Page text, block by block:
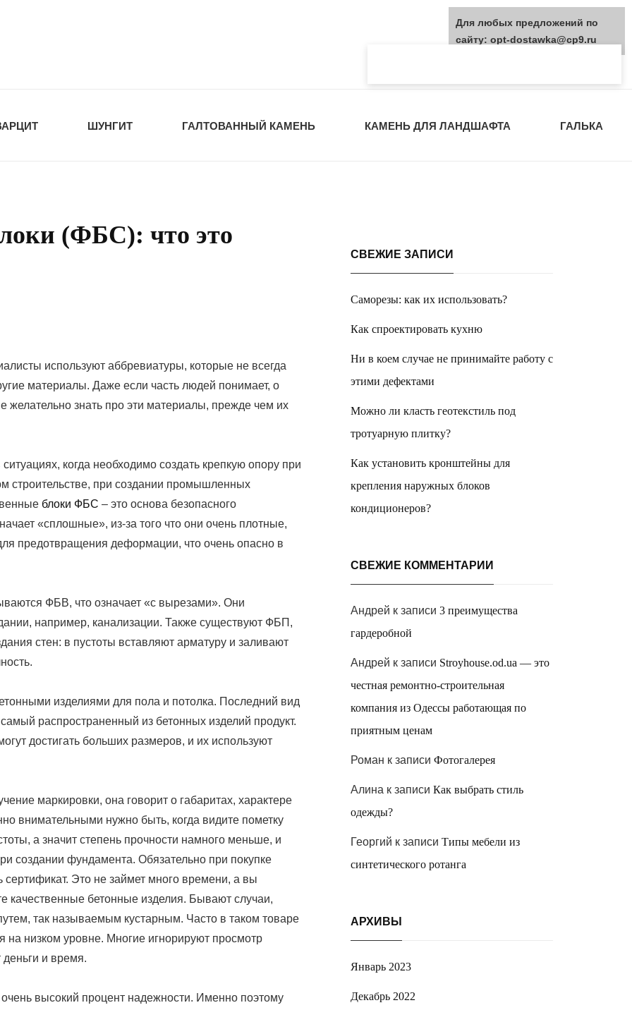
ШУНГИТ ГАЛТОВАННЫЙ КАМЕНЬ КАМЕНЬ ДЛЯ ЛАНДШАФТА ГАЛЬКА
(ФБС): что это
используют аббревиатуры, которые не всегда
материалы. Даже если часть людей понимает, о
желательно знать про эти материалы, прежде чем их
когда необходимо создать крепкую опору при
строительстве, при создании промышленных
блоки ФБС – это основа безопасного
«сплошные», из-за того что они очень плотные,
предотвращения деформации, что очень опасно в
ФБВ, что означает «с вырезами». Они
например, канализации. Также существуют ФБП,
стен: в пустоты вставляют арматуру и заливают
изделиями для пола и потолка. Последний вид
самый распространенный из бетонных изделий продукт.
достигать больших размеров, и их используют
маркировки, она говорит о габаритах, характере
внимательными нужно быть, когда видите пометку
а значит степень прочности намного меньше, и
создании фундамента. Обязательно при покупке
сертификат. Это не займет много времени, а вы
качественные бетонные изделия. Бывают случаи,
так называемым кустарным. Часто в таком товаре
на низком уровне. Многие игнорируют просмотр
и время.
высокий процент надежности. Именно поэтому
СВЕЖИЕ ЗАПИСИ
Саморезы: как их использовать?
Как спроектировать кухню
Ни в коем случае не принимайте работу с
этими дефектами
Можно ли класть геотекстиль под
тротуарную плитку?
Как установить кронштейны для
крепления наружных блоков
кондиционеров?
СВЕЖИЕ КОММЕНТАРИИ
Андрей к записи 3 преимущества
гардеробной
Андрей к записи Stroyhouse.od.ua — это
честная ремонтно-строительная
компания из Одессы работающая по
приятным ценам
Роман к записи Фотогалерея
Алина к записи Как выбрать стиль
одежды?
Георгий к записи Типы мебели из
синтетического ротанга
АРХИВЫ
Январь 2023
Декабрь 2022
Для любых предложений по
сайту: opt-dostawka@cp9.ru